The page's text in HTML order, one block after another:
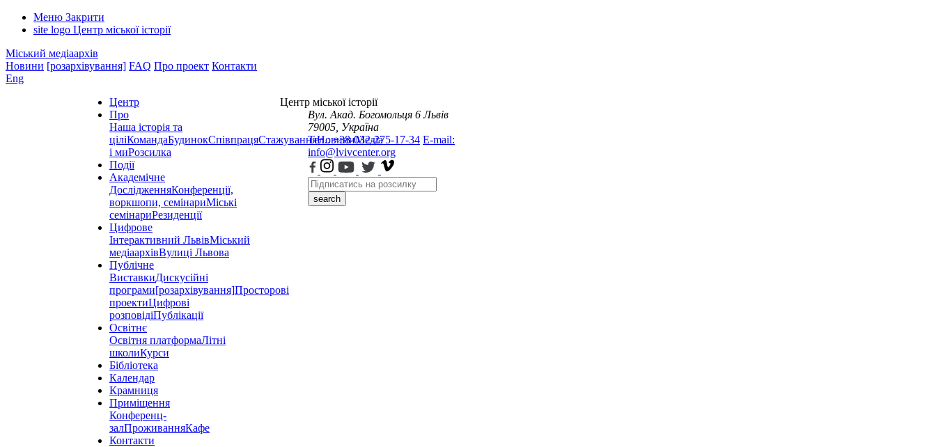
Меню Закрити
site logo Центр міської історії
Міський медіаархів
Новини [розархівування] FAQ Про проект Контакти
Eng
Центр
Про
Наша історія та
ціліКомандаБудинокСпівпрацяСтажуванняНовиниМедіа
і миРозсилка
Події
Академічне
ДослідженняКонференції,
воркшопи, семінариМіські
семінариРезиденції
Цифрове
Інтерактивний ЛьвівМіський
медіаархівВулиці Львова
Публічне
ВиставкиДискусійні
програми[розархівування]Просторові
проектиЦифрові
розповідіПублікації
Освітнє
Освітня платформаЛітні
школиКурси
Бібліотека
Календар
Крамниця
Приміщення
Конференц-
залПроживанняКафе
Контакти
Центр міської історії
Вул. Акад. Богомольця 6 Львів
79005, Україна
Тел.: +38-032-275-17-34 E-mail:
info@lvivcenter.org
search